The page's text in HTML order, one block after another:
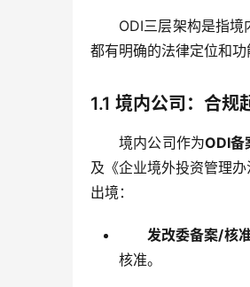
ODI三层架构是指
都有明确的法律定位和功
1.1 境内公司：合规
境内公司作为ODI备
及《企业境外投资管理
出境：
发改委备案/核
核准。